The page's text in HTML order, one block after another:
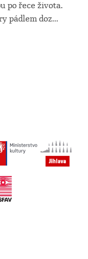
po řece života.
pádlem doz...